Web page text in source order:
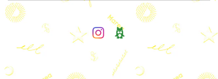
2024年7月新入荷
2024年8月新入荷
2024年9月新入荷
ブレスレット
ノンホールピアス(イヤリング)
雑貨
ブルー系 天然石
オニキス、黒系天然石
Silver925
Silver925+Gold Coating
K18 GOLD
3,001～6,000円
6,001～10,000円
10,001円～
ビーチコレクション
ORIGNAL
イヤリング加工可能アイテム